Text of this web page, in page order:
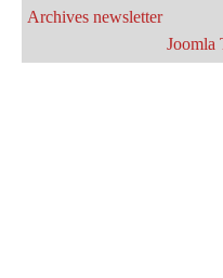
Archives newsletter
Joomla